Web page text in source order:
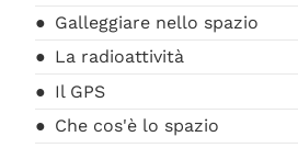
Galleggiare nello spazio
La radioattività
Il GPS
Che cos'è lo spazio